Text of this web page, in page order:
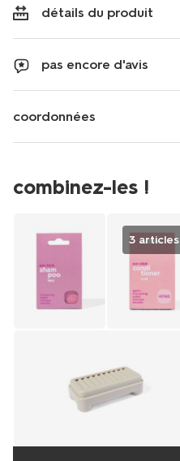
détails du produit
pas encore d'avis
coordonnées
combinez-les !
3 articles